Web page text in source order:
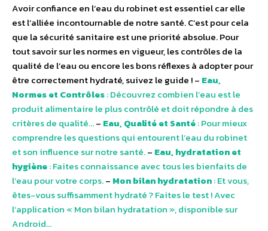
Avoir confiance en l’eau du robinet est essentiel car elle
est l’alliée incontournable de notre santé. C’est pour cela
que la sécurité sanitaire est une priorité absolue. Pour
tout savoir sur les normes en vigueur, les contrôles de la
qualité de l’eau ou encore les bons réflexes à adopter pour
être correctement hydraté, suivez le guide ! – Eau,
Normes et Contrôles: Découvrez combien l’eau est le
produit alimentaire le plus contrôlé et doit répondre à des
critères de qualité…– Eau, Qualité et Santé: Pour mieux
comprendre les questions qui entourent l’eau du robinet
et son influence sur notre santé.– Eau, hydratation et
hygiène: Faites connaissance avec tous les bienfaits de
l’eau pour votre corps.– Mon bilan hydratation: Et vous,
êtes-vous suffisamment hydraté ? Faites le test ! Avec
l’application « Mon bilan hydratation », disponible sur
Android…